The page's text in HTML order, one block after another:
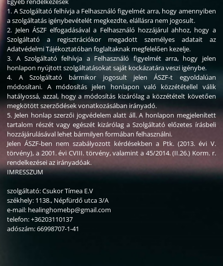
1. A Szolgáltató felhívja a Felhasználó figyelmét arra, hogy amennyiben
a szolgáltatás igénybevételét megkezdte, elállásra nem jogosult.
2. Jelen ÁSZF elfogadásával a Felhasználó hozzájárul ahhoz, hogy a
Szolgáltató a regisztrációkor megadott személyes adatait az
Adatvédelmi Tájékoztatóban foglaltaknak megfelelően kezelje.
3. A Szolgáltató felhívja a Felhasználó figyelmét arra, hogy jelen
honlapon nyújtott szolgáltatásokat saját kockázatára veszi igénybe.
4. A Szolgáltató bármikor jogosult jelen ÁSZF-t egyoldalúan
módosítani. A módosítás jelen honlapon való közzététellel válik
hatályossá, azzal, hogy a módosítás kizárólag a közzétételt követően
megkötött szerződések vonatkozásában irányadó.
5. Jelen honlap szerzői jogvédelem alatt áll. A honlapon megjelenített
tartalom részét vagy egészét kizárólag a Szolgáltató előzetes írásbeli
hozzájárulásával lehet bármilyen formában felhasználni.
Jelen ÁSZF-ben nem szabályozott kérdésekben a Ptk. (2013. évi V.
törvény), a 2001. évi CVIII. törvény, valamint a 45/2014. (II.26.) Korm. r.
rendelkezései az irányadóak.
IMRESSZUM
szolgáltató: Csukor Tímea E.V
székhely: 1138., Népfürdő utca 3/A
e-mail: healinghomebp@gmail.com
telefon: +36203110137
adószám: 66998707-1-41